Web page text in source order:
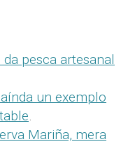
pesca artesanal
un exemplo
.
Mariña, mera